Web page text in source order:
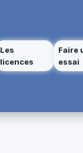
Les
licences
Faire
essai